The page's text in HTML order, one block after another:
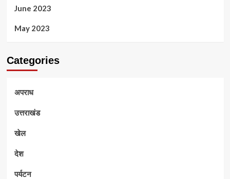
June 2023
May 2023
Categories
अपराध
उत्तराखंड
खेल
देश
पर्यटन